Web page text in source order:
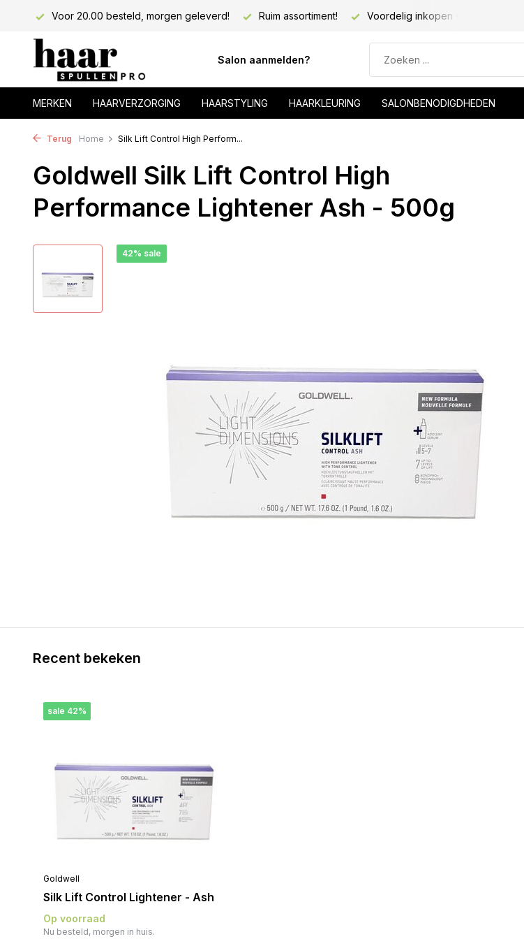
Voor 20.00 besteld, morgen geleverd! Ruim assortiment! Voordelig inkopen voor kapsalons!
Salon aanmelden?
MERKEN HAARVERZORGING HAARSTYLING HAARKLEURING SALONBENODIGDHEDEN
Terug Home Silk Lift Control High Perform...
Goldwell Silk Lift Control High
Performance Lightener Ash - 500g
42% sale
Recent bekeken
sale 42%
Goldwell
Silk Lift Control Lightener - Ash
Op voorraad
Nu besteld, morgen in huis.